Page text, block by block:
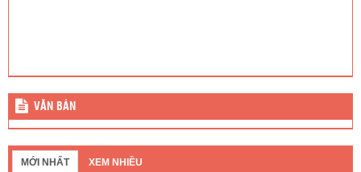
VĂN BẢN
MỚI NHẤT XEM NHIỀU